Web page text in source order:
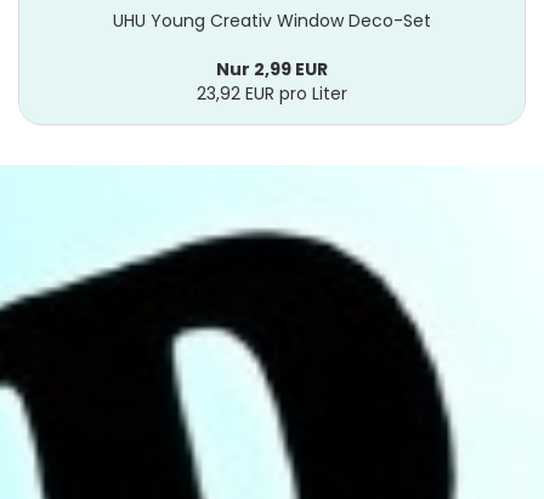
UHU Young Creativ Window Deco-Set
Nur 2,99 EUR
23,92 EUR pro Liter